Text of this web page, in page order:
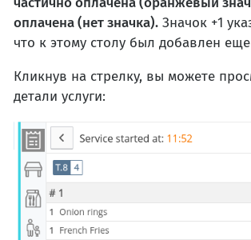
оплачена (нет значка). Значок +1
что к этому столу был добавлен
Кликнув на стрелку, вы можете
детали услуги: